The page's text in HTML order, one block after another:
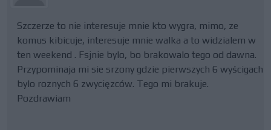
Szczerze to nie interesuje mnie kto wygra, mimo, ze
komus kibicuje, interesuje mnie walka a to widzialem w
ten weekend . Fsjnie bylo, bo brakowalo tego od dawna.
Przypominaja mi sie srzony gdzie pierwszych 6 wyścigach
bylo roznych 6 zwycięzców. Tego mi brakuje.
Pozdrawiam